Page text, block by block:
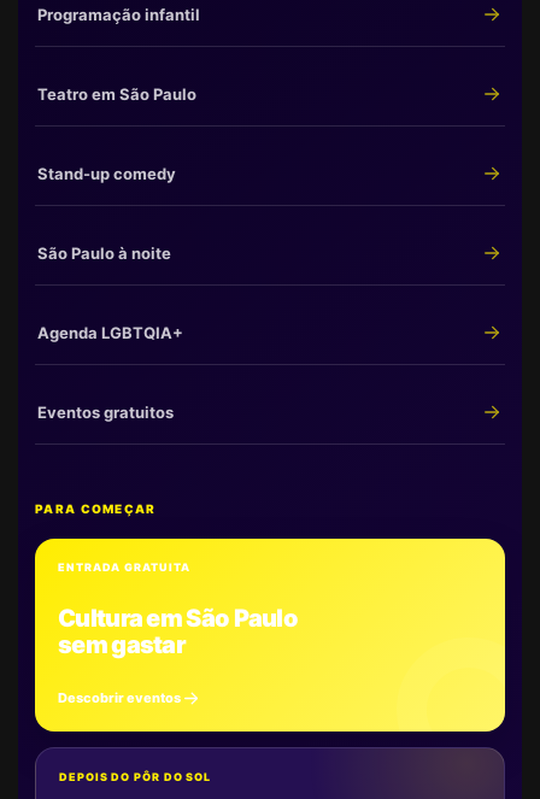
Programação infantil
Teatro em São Paulo
Stand-up comedy
São Paulo à noite
Agenda LGBTQIA+
Eventos gratuitos
PARA COMEÇAR
ENTRADA GRATUITA
Cultura em São Paulo
sem gastar
Descobrir eventos
DEPOIS DO PÔR DO SOL